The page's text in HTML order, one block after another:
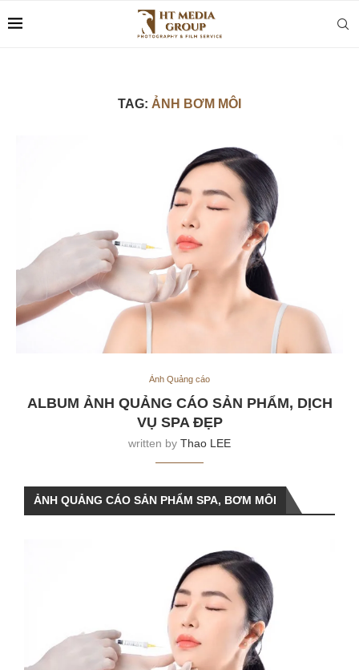
TAG: ẢNH BƠM MÔI
Ảnh Quảng cáo
ALBUM ẢNH QUẢNG CÁO SẢN PHẨM, DỊCH
VỤ SPA ĐẸP
written by Thao LEE
ẢNH QUẢNG CÁO SẢN PHẨM SPA, BƠM MÔI